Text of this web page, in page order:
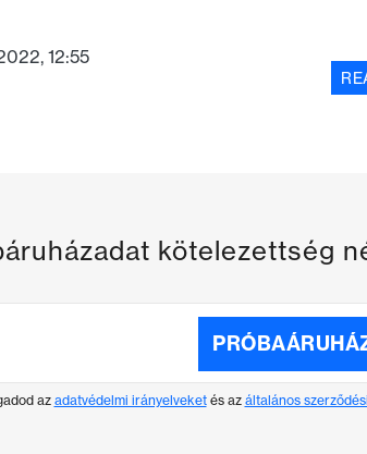
12:55
kötelezettség
az adatvédelmi irányelveketés az általános